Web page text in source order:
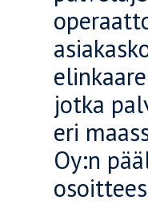
jotka
eri
Oy:n